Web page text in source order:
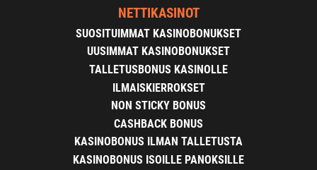
NETTIKASINOT
SUOSITUIMMAT KASINOBONUKSET
UUSIMMAT KASINOBONUKSET
TALLETUSBONUS KASINOLLE
ILMAISKIERROKSET
NON STICKY BONUS
CASHBACK BONUS
KASINOBONUS ILMAN TALLETUSTA
KASINOBONUS ISOILLE PANOKSILLE